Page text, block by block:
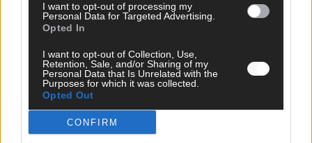
I want to opt-out of processing my
Personal Data for Targeted Advertising.
Opted In
I want to opt-out of Collection, Use,
Retention, Sale, and/or Sharing of my
Personal Data that Is Unrelated with the
Purposes for which it was collected.
Opted Out
CONFIRM
Tipps & Tricks
Brainpower
Specials
Streams & Storys
Eurovision